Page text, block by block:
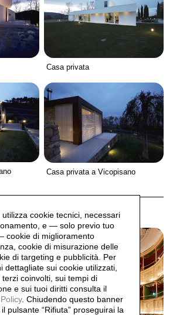
Casa privata
Casa privata a Vicopisano
cookie tecnici, necessari
e — solo previo tuo
cookie di miglioramento
cookie di misurazione delle
di targeting e pubblicità. Per
dettagliate sui cookie utilizzati,
coinvolti, sui tempi di
e sui tuoi diritti consulta il
. Chiudendo questo banner
pulsante “Rifiuta” proseguirai la